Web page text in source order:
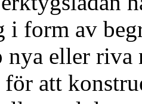
i form av
nya eller riva
att